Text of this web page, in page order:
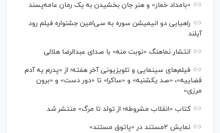
«بامداد خمار» و هنر جان بخشیدن به یک رمان عامه‌پسند
راهیابی دو انیمیشن سوره به سی‌امین جشنواره فیلم رود
آیلند
انتشار نماهنگ «نوبت منه» با صدای عبدالرضا هلالی
فیلم‌های سینمایی و تلویزیونی آخر هفته؛ از «پدرم یه آدم
فضاییه»، «صد یکشنبه» و «ساکرا» تا «دور دست» و «برون
مرزی»
کتاب «انقلاب مشروطه؛ از تولد تا مرگ» منتشر شد
نمایش ۲مستند در «پاتوق مستند»